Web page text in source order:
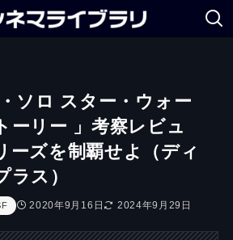
・ソロ スター・ウォー
ーリー 」考察レビュ
ーズを制覇せよ（ディ
ラス）
2020年9月16日 2024年9月29日